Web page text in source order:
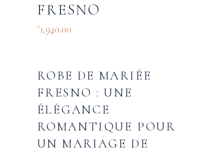
FRESNO
€1,940.00
ROBE DE MARIÉE
FRESNO : UNE
ÉLÉGANCE
ROMANTIQUE POUR
UN MARIAGE DE